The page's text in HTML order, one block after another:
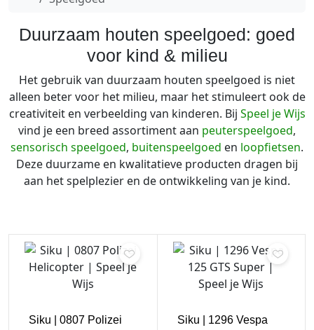
Duurzaam houten speelgoed: goed
voor kind & milieu
Het gebruik van duurzaam houten speelgoed is niet
alleen beter voor het milieu, maar het stimuleert ook de
creativiteit en verbeelding van kinderen. Bij Speel je Wijs
vind je een breed assortiment aan peuterspeelgoed,
sensorisch speelgoed, buitenspeelgoed en loopfietsen.
Deze duurzame en kwalitatieve producten dragen bij
aan het spelplezier en de ontwikkeling van je kind.
Siku | 0807 Polizei
Siku | 1296 Vespa